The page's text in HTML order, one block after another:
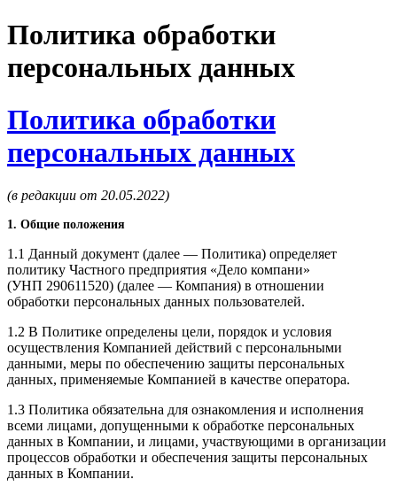
Политика обработки
персональных данных
Политика обработки
персональных данных
(в редакции от 20.05.2022)
1. Общие положения
1.1 Данный документ (далее — Политика) определяет
политику Частного предприятия «Дело компани»
(УНП 290611520) (далее — Компания) в отношении
обработки персональных данных пользователей.
1.2 В Политике определены цели, порядок и условия
осуществления Компанией действий с персональными
данными, меры по обеспечению защиты персональных
данных, применяемые Компанией в качестве оператора.
1.3 Политика обязательна для ознакомления и исполнения
всеми лицами, допущенными к обработке персональных
данных в Компании, и лицами, участвующими в организации
процессов обработки и обеспечения защиты персональных
данных в Компании.